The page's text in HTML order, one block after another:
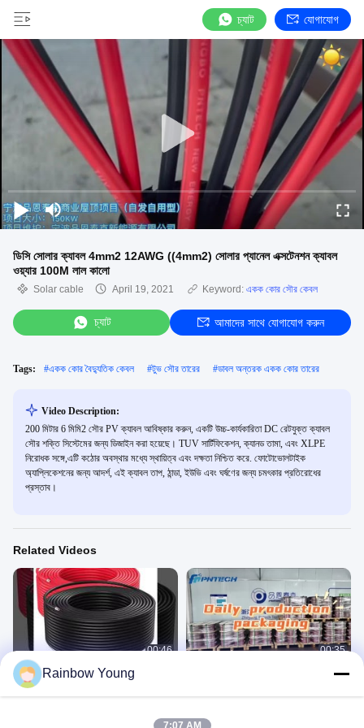
চ্যাট যোগাযোগ
ডিসি সোলার ক্যাবল 4mm2 12AWG ((4mm2) সোলার প্যানেল এক্সটেনশন ক্যাবল
ওয়্যার 100M লাল কালো
Solar cable April 19, 2021 Keyword: একক কোর সৌর কেবল
চ্যাট আমাদের সাথে যোগাযোগ করুন
Tags: #একক কোর বৈদ্যুতিক কেবল #টুভ সৌর তারের #ডাবল অন্তরক একক কোর তারের
Video Description:
200 মিটার 6 মিমি2 সৌর PV ক্যাবল আবিষ্কার করুন, একটি উচ্চ-কার্যকারিতা DC রেটযুক্ত ক্যাবল
সৌর শক্তি সিস্টেমের জন্য ডিজাইন করা হয়েছে। TUV সার্টিফিকেশন, ক্যানড তামা, এবং XLPE
নিরোধক সঙ্গে,এটি কঠোর অবস্থার মধ্যে স্থায়িত্ব এবং দক্ষতা নিশ্চিত করে. ফোটোভোলটাইক
অ্যাপ্লিকেশনের জন্য আদর্শ, এই ক্যাবল তাপ, ঠান্ডা, ইউভি এবং ঘর্ষণের জন্য চমৎকার প্রতিরোধের
প্রস্তাব।
Related Videos
00:46
ডিসি সৌর কেবল
Solar Cable
00:35
Rainbow Young
7:07 AM